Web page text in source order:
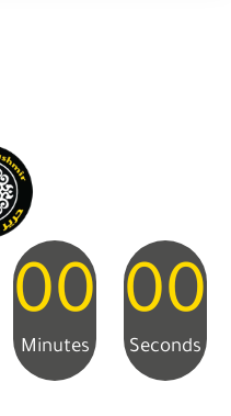
00
Minutes
00
Seconds